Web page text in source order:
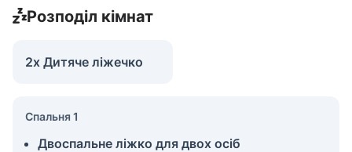
Розподіл кімнат
2x Дитяче ліжечко
Спальня 1
Двоспальне ліжко для двох осіб